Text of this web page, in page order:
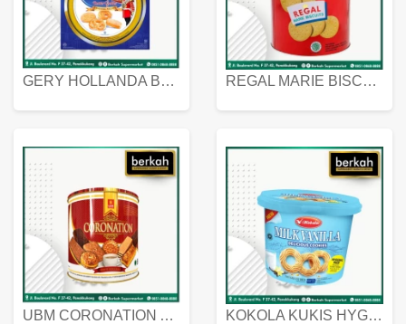
GERY HOLLANDA BUTTER COOKIES 450 GRAM REGAL MARIE BISCUIT KALENG 550 GRAM
UBM CORONATION ASSORTED BISKUIT KALENG 450 GRAM KOKOLA KUKIS HYGIENIC MILK VANILLA PACK 320 GR